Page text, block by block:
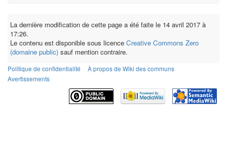
La dernière modification de cette page a été faite le 14 avril 2017 à
17:26.
Le contenu est disponible sous licence Creative Commons Zero
(domaine public) sauf mention contraire.
Politique de confidentialité
À propos de Wiki des communs
Avertissements